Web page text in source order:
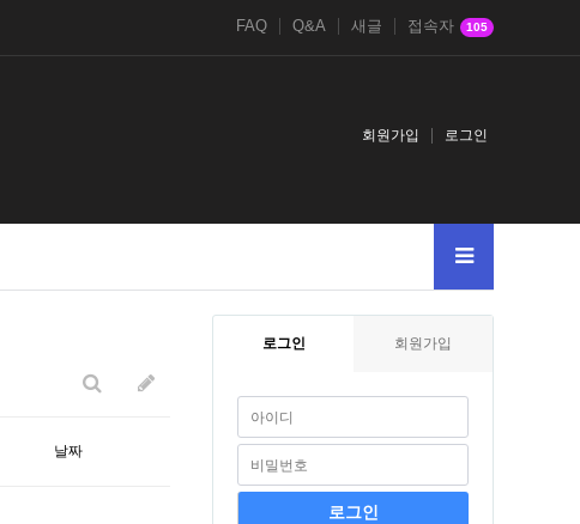
FAQ Q&A 새글 접속자 105
회원가입 로그인
날짜
로그인 회원가입